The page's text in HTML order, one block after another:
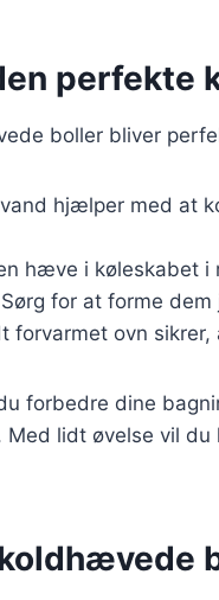
perfekte
boller bliver
hjælper med at
hæve i køleskabet i
for at forme
forvarmet ovn
forbedre dine
lidt øvelse vil